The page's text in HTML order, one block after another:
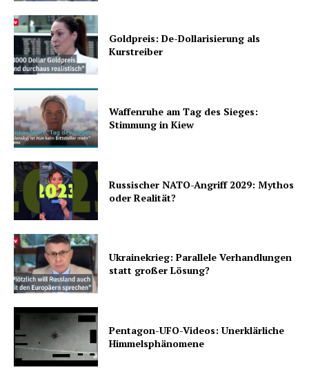
Goldpreis: De-Dollarisierung als
Kurstreiber
Waffenruhe am Tag des Sieges:
Stimmung in Kiew
Russischer NATO-Angriff 2029: Mythos
oder Realität?
Ukrainekrieg: Parallele Verhandlungen
statt großer Lösung?
Pentagon-UFO-Videos: Unerklärliche
Himmelsphänomene